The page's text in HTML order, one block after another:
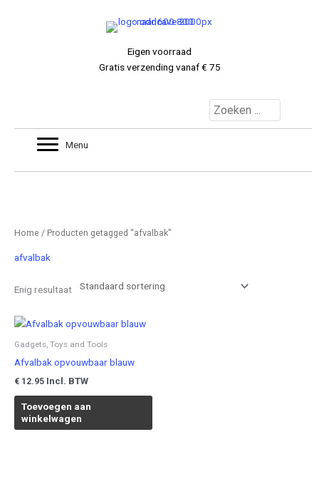
Eigen voorraad
Gratis verzending vanaf € 75
Menu
Home / Producten getagged “afvalbak”
afvalbak
Enig resultaat
Gadgets, Toys and Tools
Afvalbak opvouwbaar blauw
€ 12.95 Incl. BTW
Toevoegen aan
winkelwagen